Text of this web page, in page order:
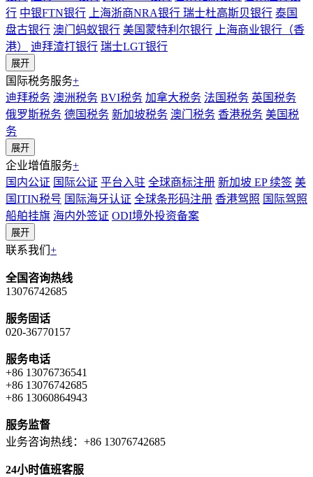
行 中银FTN银行 上海浙商NRA银行 瑞士杜高斯贝银行 泰国
盘古银行 澳门蚂蚁银行 美国蒙特利尔银行
上海商业银行（香
港）
迪拜渣打银行 瑞士LGT银行
展开
国际税务服务+
迪拜税务 澳洲税务 BVI税务 加拿大税务 法国税务 英国税务
俄罗斯税务 德国税务 新加坡税务 澳门税务 香港税务 美国税
务
展开
企业增值服务+
国内公证 国际公证 平台入驻 全球商标注册 新加坡 EP 续签 美
国ITIN税号 国际海牙认证 全球条形码注册 香港驾照 国际驾照
船舶挂旗 海内外签证 ODI境外投资备案
展开
联系我们 +
全国咨询热线
13076742685
服务固话
020-36770157
服务电话
+86 13076736541
+86 13076742685
+86 13060864943
服务监督
业务咨询热线：+86 13076742685
24小时值班客服